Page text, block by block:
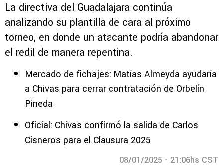
La directiva del Guadalajara continúa
analizando su plantilla de cara al próximo
torneo, en donde un atacante podría abandonar
el redil de manera repentina.
Mercado de fichajes: Matías Almeyda ayudaría
a Chivas para cerrar contratación de Orbelín
Pineda
Oficial: Chivas confirmó la salida de Carlos
Cisneros para el Clausura 2025
08/01/2025 - 21:06hs CST